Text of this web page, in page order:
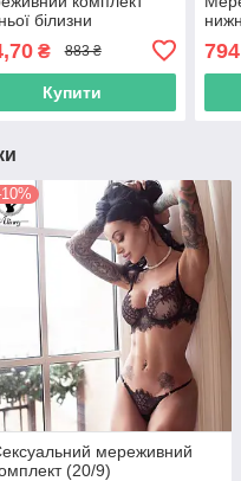
білизни
₴ 883 ₴
Купити
мереживний
(20/9)